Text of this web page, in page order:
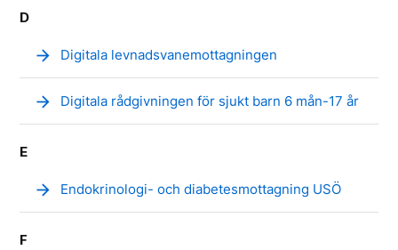
D
arrow_forward Digitala levnadsvanemottagningen
arrow_forward Digitala rådgivningen för sjukt barn 6 mån-17 år
E
arrow_forward Endokrinologi- och diabetesmottagning USÖ
F